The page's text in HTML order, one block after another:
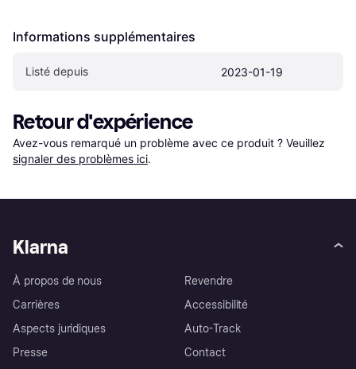
Informations supplémentaires
Listé depuis 2023-01-19
Retour d'expérience
Avez-vous remarqué un problème avec ce produit ? Veuillez
signaler des problèmes ici.
Klarna
À propos de nous
Carrières
Aspects juridiques
Presse
Revendre
Accessibilité
Auto-Track
Contact